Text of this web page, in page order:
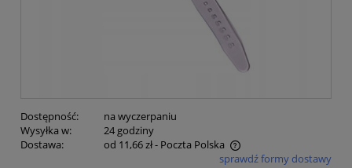
Dostępność:
na wyczerpaniu
Wysyłka w:
24 godziny
Dostawa:
od 11,66 zł- Poczta Polska
Cena nie zawiera ewentualnych kosztów płatnościsprawdź formy dostawy